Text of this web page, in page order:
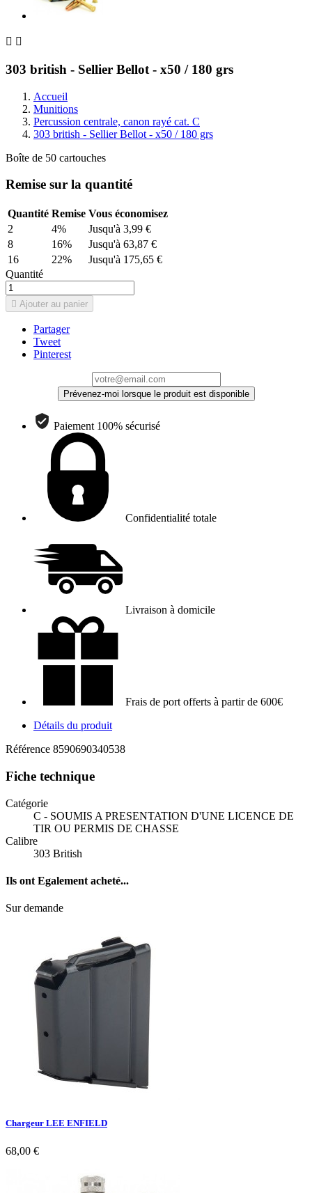
 
303 british - Sellier Bellot - x50 / 180 grs
Accueil
Munitions
Percussion centrale, canon rayé cat. C
303 british - Sellier Bellot - x50 / 180 grs
Boîte de 50 cartouches
Remise sur la quantité
Quantité Remise Vous économisez
2
4%
Jusqu'à 3,99 €
8
16%
Jusqu'à 63,87 €
16
22%
Jusqu'à 175,65 €
Quantité
 Ajouter au panier
Partager
Tweet
Pinterest
Prévenez-moi lorsque le produit est disponible
Paiement 100% sécurisé
Confidentialité totale
Livraison à domicile
Frais de port offerts à partir de 600€
Détails du produit
Référence 8590690340538
Fiche technique
Catégorie
C - SOUMIS A PRESENTATION D'UNE LICENCE DE
TIR OU PERMIS DE CHASSE
Calibre
303 British
Ils ont Egalement acheté...
Sur demande
Chargeur LEE ENFIELD
68,00 €